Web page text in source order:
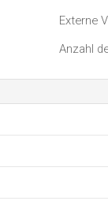
Externe
Anzahl